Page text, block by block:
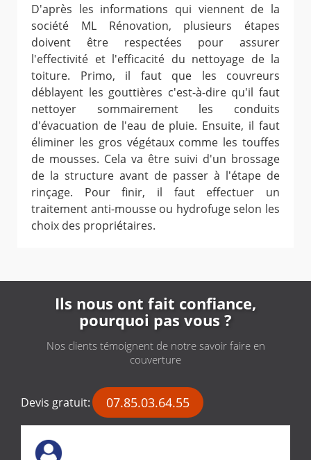
D'après les informations qui viennent de la
société ML Rénovation, plusieurs étapes
doivent être respectées pour assurer
l'effectivité et l'efficacité du nettoyage de la
toiture. Primo, il faut que les couvreurs
déblayent les gouttières c'est-à-dire qu'il faut
nettoyer sommairement les conduits
d'évacuation de l'eau de pluie. Ensuite, il faut
éliminer les gros végétaux comme les touffes
de mousses. Cela va être suivi d'un brossage
de la structure avant de passer à l'étape de
rinçage. Pour finir, il faut effectuer un
traitement anti-mousse ou hydrofuge selon les
choix des propriétaires.
Ils nous ont fait confiance,
pourquoi pas vous ?
Nos clients témoignent de notre savoir faire en
couverture
Devis gratuit: 07.85.03.64.55